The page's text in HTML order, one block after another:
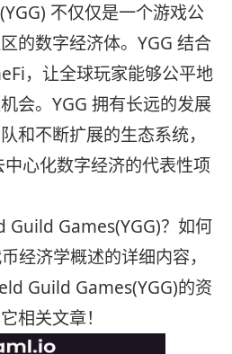
不仅仅是一个游戏公
的数字经济体。YGG 结合
，让全球玩家能够公平地
会。YGG 拥有长远的发展
和不断扩展的生态系统，
心化数字经济的代表性项
Guild Games(YGG)？如何
经济学概述的详细内容，
Guild Games(YGG)的资
相关文章！